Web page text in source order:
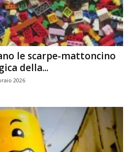
le scarpe-mattoncino
della...
2026